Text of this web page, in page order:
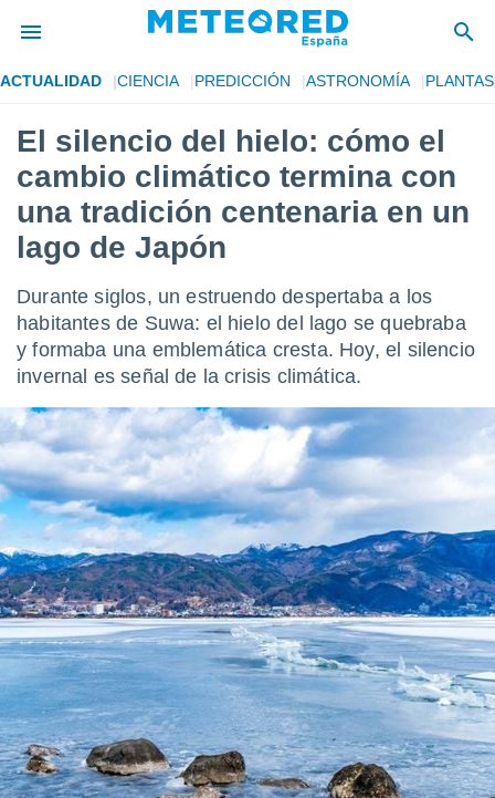
de
por
la
que se
calidad.
las
y
forma
digital
basada
permite
seguir
contenido
coste.
a la
la
todas
ya sean
ACEPTAR
Y
CONTINUAR
CONFIGURACIÓN
ACTUALIDAD CIENCIA PREDICCIÓN ASTRONOMÍA PLANTAS
El silencio del hielo: cómo el
cambio climático termina con
una tradición centenaria en un
lago de Japón
Durante siglos, un estruendo despertaba a los
habitantes de Suwa: el hielo del lago se quebraba
y formaba una emblemática cresta. Hoy, el silencio
invernal es señal de la crisis climática.